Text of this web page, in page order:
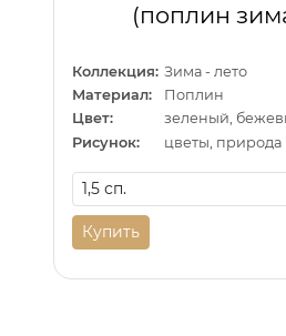
(поплин
Коллекция: Зима - лето
Материал:
Поплин
Цвет:
зеленый,
Рисунок:
цветы, природа
Купить